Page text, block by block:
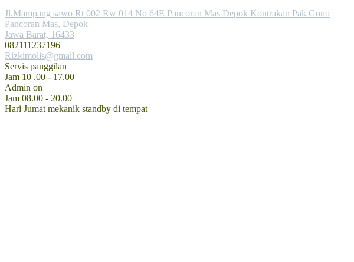
Jl.Mampang sawo Rt 002 Rw 014 No 64E Pancoran Mas Depok Kontrakan Pak Gono
Pancoran Mas, Depok
Jawa Barat, 16433
082111237196
Rizkimolis@gmail.com
Servis panggilan
Jam 10 .00 - 17.00
Admin on
Jam 08.00 - 20.00
Hari Jumat mekanik standby di tempat